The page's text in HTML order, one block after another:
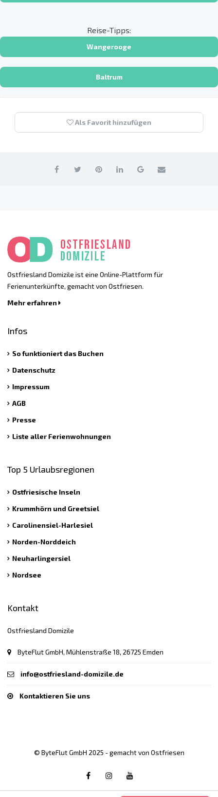
Reise-Tipps:
Wangerooge
Baltrum
Als Favorit hinzufügen
Ostfriesland Domizile ist eine Online-Plattform für
Ferienunterkünfte, gemacht von Ostfriesen.
Mehr erfahren
Infos
So funktioniert das Buchen
Datenschutz
Impressum
AGB
Presse
Liste aller Ferienwohnungen
Top 5 Urlaubsregionen
Ostfriesische Inseln
Krummhörn und Greetsiel
Carolinensiel-Harlesiel
Norden-Norddeich
Neuharlingersiel
Nordsee
Kontakt
Ostfriesland Domizile
ByteFlut GmbH, Mühlenstraße 18, 26725 Emden
info@ostfriesland-domizile.de
Kontaktieren Sie uns
© ByteFlut GmbH 2025 - gemacht von Ostfriesen